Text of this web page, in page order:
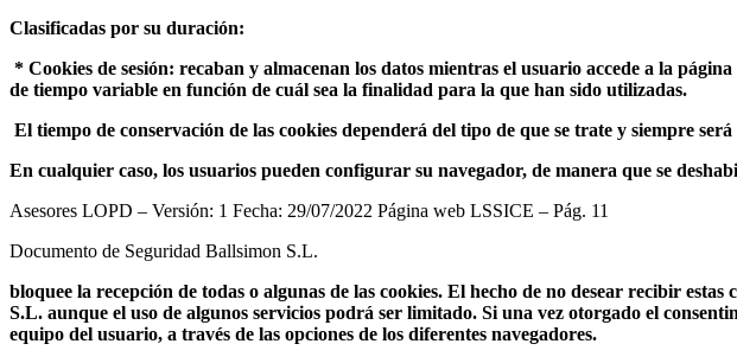
Clasificadas por su duración:
* Cookies de sesión: recaban y almacenan los datos mientras el usuario accede a la
de tiempo variable en función de cuál sea la finalidad para la que han sido utilizadas.
El tiempo de conservación de las cookies dependerá del tipo de que se trate y siempre
En cualquier caso, los usuarios pueden configurar su navegador, de manera que se
Asesores LOPD – Versión: 1 Fecha: 29/07/2022 Página web LSSICE – Pág. 11
Documento de Seguridad Ballsimon S.L.
bloquee la recepción de todas o algunas de las cookies. El hecho de no desear recibir
S.L. aunque el uso de algunos servicios podrá ser limitado. Si una vez otorgado el
equipo del usuario, a través de las opciones de los diferentes navegadores.